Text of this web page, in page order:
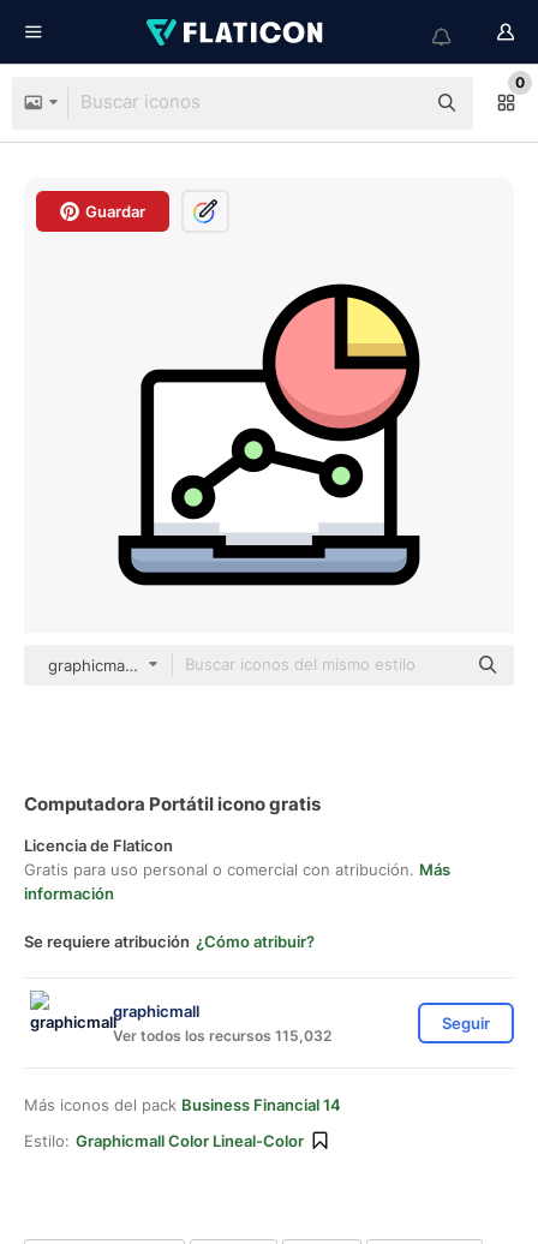
0
Guardar
graphicmall color lineal-color
Computadora Portátil icono gratis
Licencia de Flaticon
Gratis para uso personal o comercial con atribución. Más
información
Se requiere atribución ¿Cómo atribuir?
graphicmall
Ver todos los recursos 115,032
Seguir
Más iconos del pack Business Financial 14
Estilo: Graphicmall Color Lineal-Color